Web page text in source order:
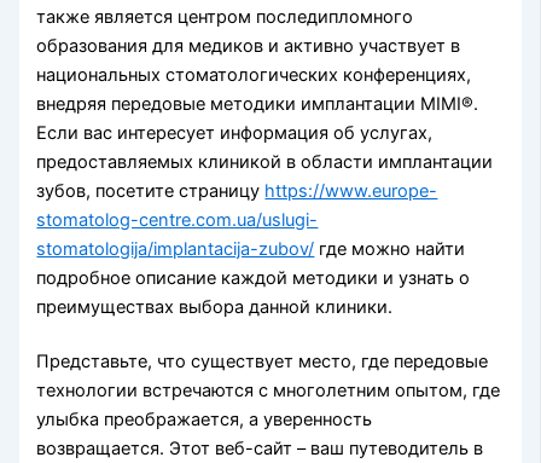
также является центром последипломного
образования для медиков и активно участвует в
национальных стоматологических конференциях,
внедряя передовые методики имплантации MIMI®.
Если вас интересует информация об услугах,
предоставляемых клиникой в области имплантации
зубов, посетите страницу https://www.europe-
stomatolog-centre.com.ua/uslugi-
stomatologija/implantacija-zubov/ где можно найти
подробное описание каждой методики и узнать о
преимуществах выбора данной клиники.
Представьте, что существует место, где передовые
технологии встречаются с многолетним опытом, где
улыбка преображается, а уверенность
возвращается. Этот веб-сайт – ваш путеводитель в